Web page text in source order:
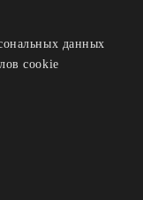
данных
cookie